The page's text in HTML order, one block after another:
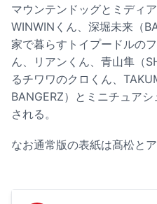
マウンテンドッグとミディ
WINWINくん、深堀未来（
家で暮らすトイプードルの
ん、リアンくん、青山隼（
るチワワのクロくん、
BANGERZ）とミニチュア
される。
なお通常版の表紙は髙松と